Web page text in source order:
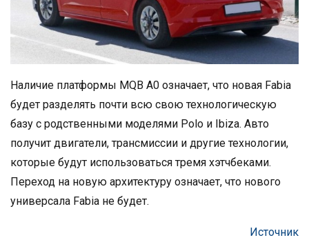
Наличие платформы MQB A0 означает, что новая Fabia
будет разделять почти всю свою технологическую
базу с родственными моделями Polo и Ibiza. Авто
получит двигатели, трансмиссии и другие технологии,
которые будут использоваться тремя хэтчбеками.
Переход на новую архитектуру означает, что нового
универсала Fabia не будет.
Источник